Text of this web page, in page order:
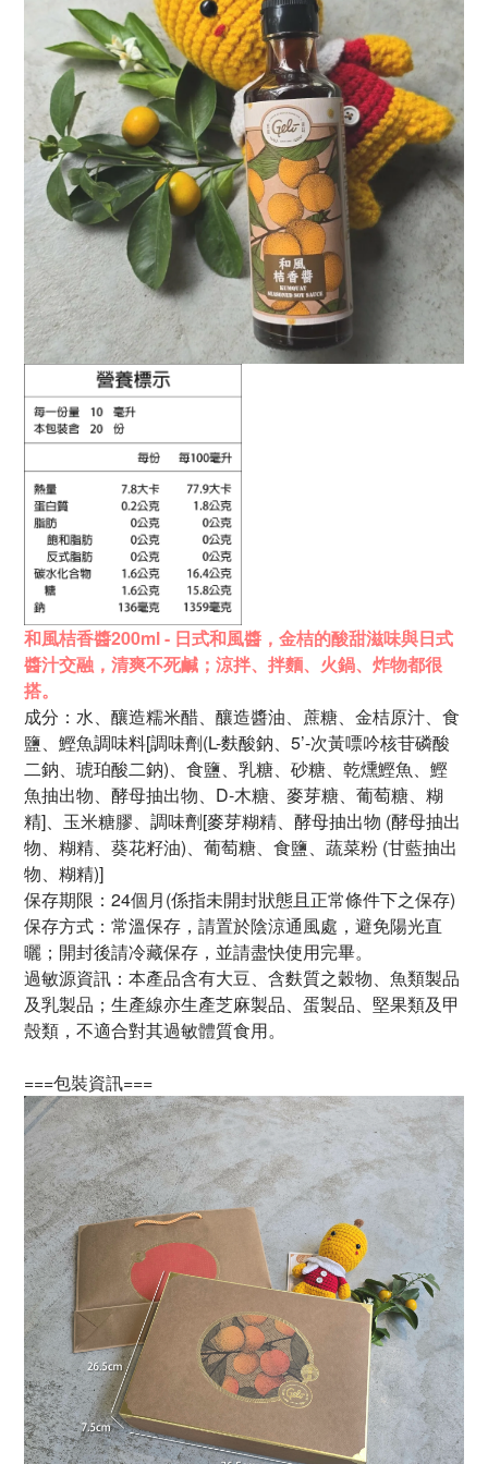
和風桔香醬200ml - 日式和風醬，金桔的酸甜滋味與日式
醬汁交融，清爽不死鹹；涼拌、拌麵、火鍋、炸物都很
搭。
成分：水、釀造糯米醋、釀造醬油、 蔗糖、金桔原汁、食
鹽、 鰹魚調味料[調味劑(L-麩酸鈉、 5’-次黃嘌吟核苷磷酸
二鈉、 琥珀酸二鈉)、食鹽、乳糖、砂糖、 乾燻鰹魚、鰹
魚抽出物、 酵母抽出物、D-木糖、麥芽糖、 葡萄糖、糊
精]、玉米糖膠、 調味劑[麥芽糊精、酵母抽出物 (酵母抽出
物、糊精、葵花籽油)、 葡萄糖、食鹽、蔬菜粉 (甘藍抽出
物、糊精)]
保存期限：24個月(係指未開封狀態且正常條件下之保存)
保存方式：常溫保存，請置於陰涼通風處，避免陽光直
曬；開封後請冷藏保存，並請盡快使用完畢。
過敏源資訊：本產品含有大豆、含麩質之穀物、魚類製品
及乳製品；生產線亦生產芝麻製品、蛋製品、堅果類及甲
殼類，不適合對其過敏體質食用。
===包裝資訊===